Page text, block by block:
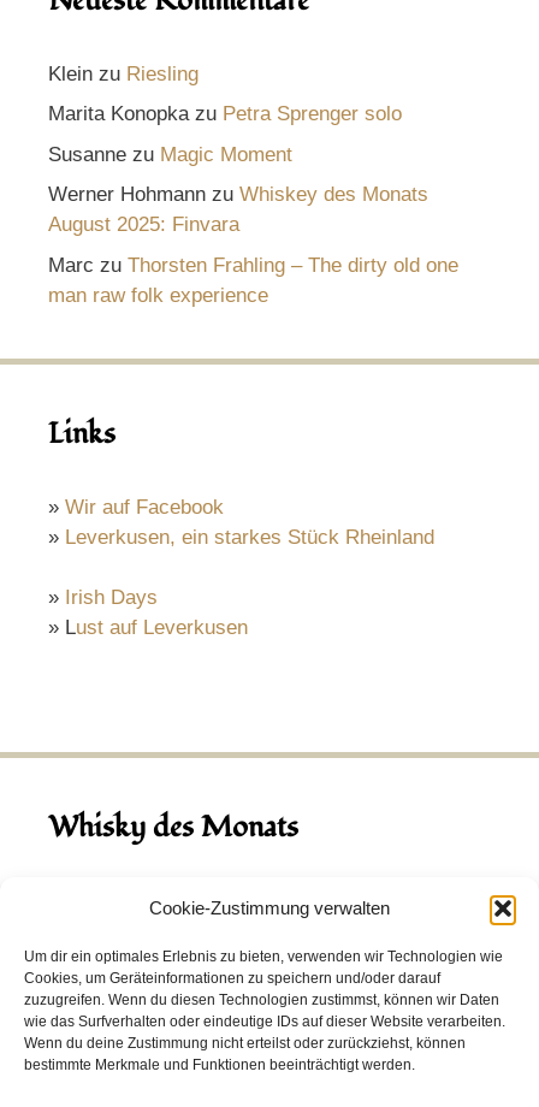
Cookie-Zustimmung verwalten
Um dir ein optimales Erlebnis zu bieten, verwenden wir Technologien wie
Cookies, um Geräteinformationen zu speichern und/oder darauf
zuzugreifen. Wenn du diesen Technologien zustimmst, können wir Daten
wie das Surfverhalten oder eindeutige IDs auf dieser Website verarbeiten.
Wenn du deine Zustimmung nicht erteilst oder zurückziehst, können
bestimmte Merkmale und Funktionen beeinträchtigt werden.
Klein zu Riesling
Marita Konopkazu Petra Sprenger solo
Susanne zu Magic Moment
Werner Hohmann zu Whiskey des Monats
August 2025: Finvara
Marc zu Thorsten Frahling – The dirty old one
man raw folk experience
Links
» Wir auf Facebook
» Leverkusen, ein starkes Stück Rheinland
» Irish Days
» Lust auf Leverkusen
Whisky des Monats
August 2026
Hinch Double Wood
Destillerie:Hinch(Irland)
Single Malt, 43.0%
Peated: Nein